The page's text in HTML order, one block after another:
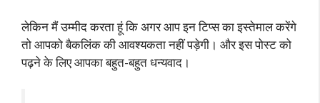
लेकिन मैं उम्मीद करता हूं कि अगर आप इन टिप्स का इस्तेमाल करेंगे
तो आपको बैकलिंक की आवश्यकता नहीं पड़ेगी। और इस पोस्ट को
पढ़ने के लिए आपका बहुत-बहुत धन्यवाद।